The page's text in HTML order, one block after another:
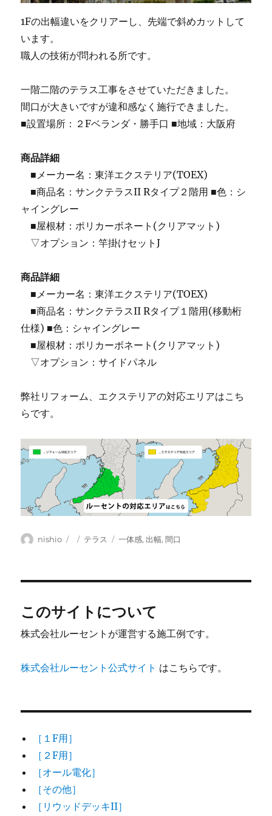
1Fの出幅違いをクリアーし、先端で斜めカットして
います。
職人の技術が問われる所です。
一階二階のテラス工事をさせていただきました。
間口が大きいですが違和感なく施行できました。
■設置場所：２Fベランダ・勝手口 ■地域：大阪府
商品詳細
■メーカー名：東洋エクステリア(TOEX)
■商品名：サンクテラスII Rタイプ２階用 ■色：シ
ャイングレー
■屋根材：ポリカーボネート(クリアマット)
▽オプション：竿掛けセットJ
商品詳細
■メーカー名：東洋エクステリア(TOEX)
■商品名：サンクテラスII Rタイプ１階用(移動桁
仕様) ■色：シャイングレー
■屋根材：ポリカーボネート(クリアマット)
▽オプション：サイドパネル
弊社リフォーム、エクステリアの対応エリアはこち
らです。
投
nishio
投 カ
テラス
タ
一体感, 出幅, 間口
このサイトについて
株式会社ルーセントが運営する施工例です。
株式会社ルーセント公式サイト はこちらです。
［１F用］
［２F用］
［オール電化］
［その他］
［リウッドデッキII］